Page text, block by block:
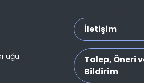
İletişim
Talep, Öneri
Bildirim